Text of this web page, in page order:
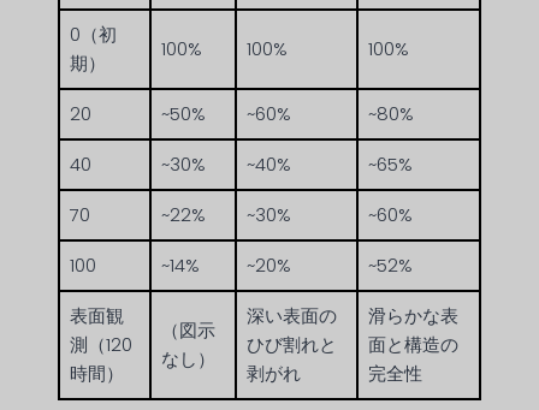
0（初
期）
100% 100% 100%
20 ~50% ~60%
~80%
40
~30% ~40%
~65%
70
~22% ~30%
~60%
100
~14% ~20%
~52%
表面観
測（120
時間）
（図示
なし）
深い表面の
ひび割れと
剥がれ
滑らかな表
面と構造の
完全性